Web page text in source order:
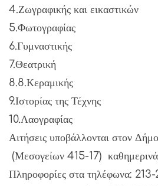
4.Ζωγραφικής και εικαστικών
5.Φωτογραφίας
6.Γυμναστικής
7.Θεατρική
8.8.Κεραμικής
9.Ιστορίας της Τέχνης
10.Λαογραφίας
Αιτήσεις υποβάλλονται στον
(Μεσογείων 415-17)
Πληροφορίες στα τηλέφωνα: